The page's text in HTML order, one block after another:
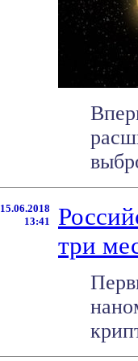
15.06.2018
13:41
три